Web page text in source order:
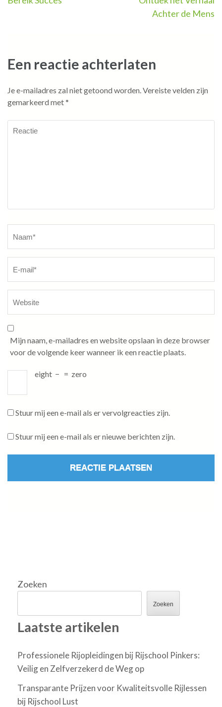
Achter de Mens
Een reactie achterlaten
Je e-mailadres zal niet getoond worden.Vereiste velden zijn
gemarkeerd met*
Mijn naam, e-mailadres en website opslaan in deze browser
voor de volgende keer wanneer ik een reactie plaats.
eight − = zero
Stuur mij een e-mail als er vervolgreacties zijn.
Stuur mij een e-mail als er nieuwe berichten zijn.
Zoeken
Zoeken
Laatste artikelen
Professionele Rijopleidingen bij Rijschool Pinkers:
Veilig en Zelfverzekerd de Weg op
Transparante Prijzen voor Kwaliteitsvolle Rijlessen
bij Rijschool Lust